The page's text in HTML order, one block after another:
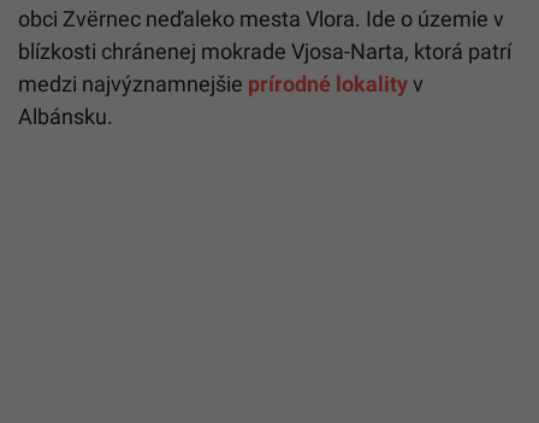
obci Zvërnec neďaleko mesta Vlora. Ide o územie v
blízkosti chránenej mokrade Vjosa-Narta, ktorá patrí
medzi najvýznamnejšie prírodné lokalityv
Albánsku.